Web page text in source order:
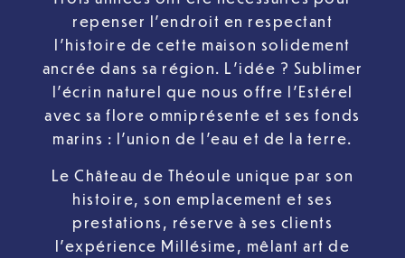
repenser l’endroit en respectant
l’histoire de cette maison solidement
ancrée dans sa région. L’idée ? Sublimer
l’écrin naturel que nous offre l’Estérel
avec sa flore omniprésente et ses fonds
marins : l’union de l’eau et de la terre.
Le Château de Théoule unique par son
histoire, son emplacement et ses
prestations, réserve à ses clients
l’expérience Millésime, mêlant art de